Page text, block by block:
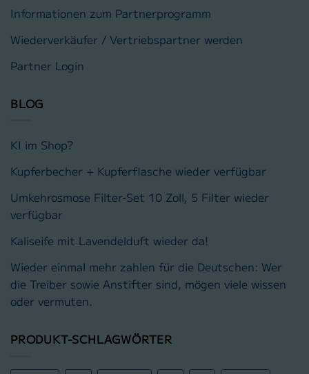
Informationen zum Partnerprogramm
Wiederverkäufer / Vertriebspartner werden
Partner Login
BLOG
KI im Shop?
Kupferbecher + Kupferflasche wieder verfügbar
Umkehrosmose Filter-Set 10 Zoll, 5 Filter wieder
verfügbar
Kaliseife mit Lavendelduft wieder da!
Wieder einmal mehr zahlen für die Deutschen: Wer
die Treiber sowie Anstifter sind, mögen viele wissen
oder vermuten.
PRODUKT-SCHLAGWÖRTER